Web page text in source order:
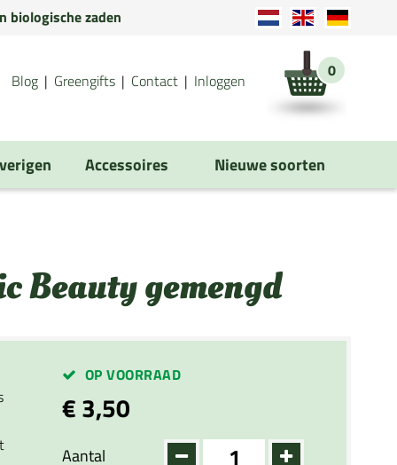
biologische zaden
Blog Greengifts Contact Inloggen 0
Accessoires Nieuwe soorten
Beauty gemengd
OP VOORRAAD
€ 3,50
Aantal